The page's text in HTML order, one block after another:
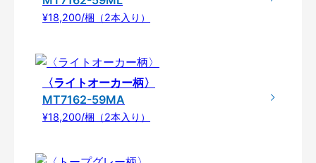
¥18,200/梱（2本入り）
〈ライトオーカー柄〉
MT7162-59MA
¥18,200/梱（2本入り）